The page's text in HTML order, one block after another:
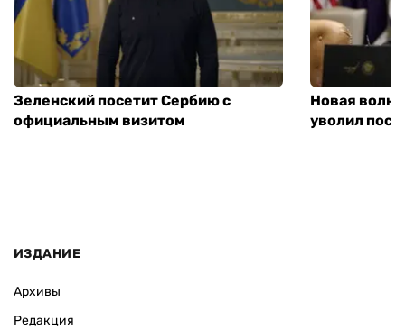
Зеленский посетит Сербию с
официальным визитом
Новая
уволил
ИЗДАНИЕ
Архивы
Редакция